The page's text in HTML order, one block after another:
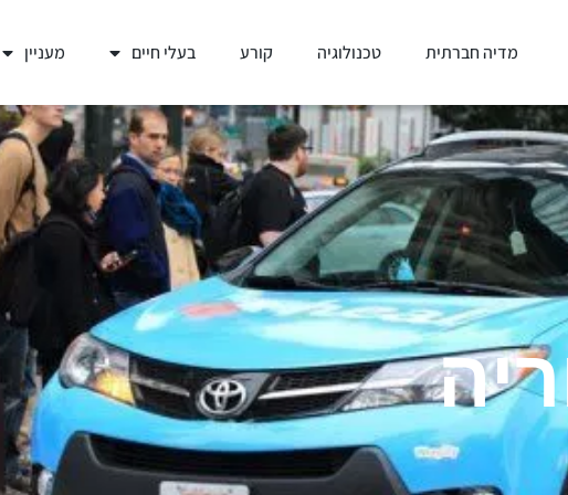
מדיה חברתית טכנולוגיה קורע בעלי חיים מעניין